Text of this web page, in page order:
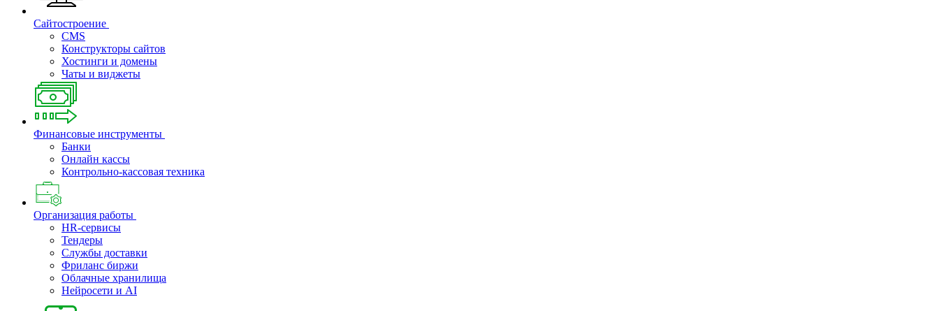
Сайтостроение
CMS
Конструкторы сайтов
Хостинги и домены
Чаты и виджеты
Финансовые инструменты
Банки
Онлайн кассы
Контрольно-кассовая техника
Организация работы
HR-сервисы
Тендеры
Службы доставки
Фриланс биржи
Облачные хранилища
Нейросети и AI